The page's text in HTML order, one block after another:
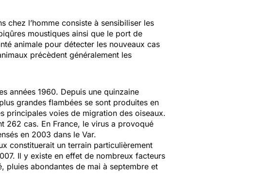
chez l’homme consiste à sensibiliser les
moustiques ainsi que le port de
animale pour détecter les nouveaux cas
précèdent généralement les
années 1960. Depuis une quinzaine
grandes flambées se sont produites en
principales voies de migration des oiseaux.
262 cas. En France, le virus a provoqué
en 2003 dans le Var.
constituerait un terrain particulièrement
Il y existe en effet de nombreux facteurs
pluies abondantes de mai à septembre et